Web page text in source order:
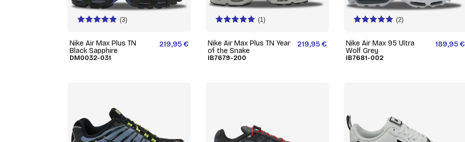
(3)
Nike Air Max Plus TN
Black Sapphire
DM0032-031
219,95 €
(1)
Nike Air Max Plus TN Year
of the Snake
IB7679-200
219,95 €
(2)
Nike Air Max 95 Ultra
Wolf Grey
IB7681-002
189,95 €